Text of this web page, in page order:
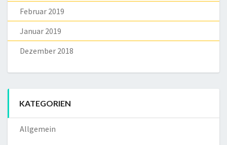
Februar 2019
Januar 2019
Dezember 2018
KATEGORIEN
Allgemein